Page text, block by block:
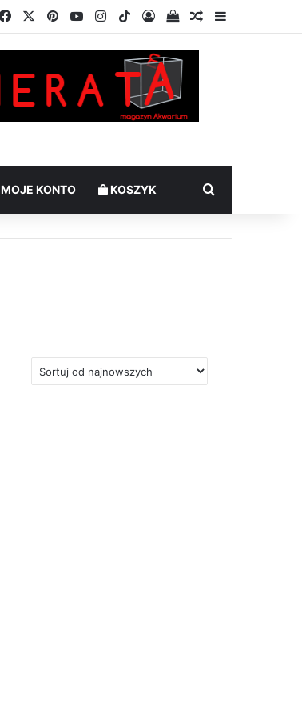
FacebookPinterestYouTubeInstagram
TikTokZalogujSprawdź swój
Losowy artykuł
Sidebar
MOJE KONTO KOSZYK Szukaj